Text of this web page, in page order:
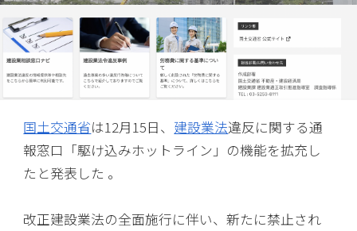
国土交通省は12月15日、 建設業法違反に関する通
報窓口「駆け込みホットライン」の機能を拡充し
たと発表した 。
改正建設業法の全面施行に伴い、新たに禁止され